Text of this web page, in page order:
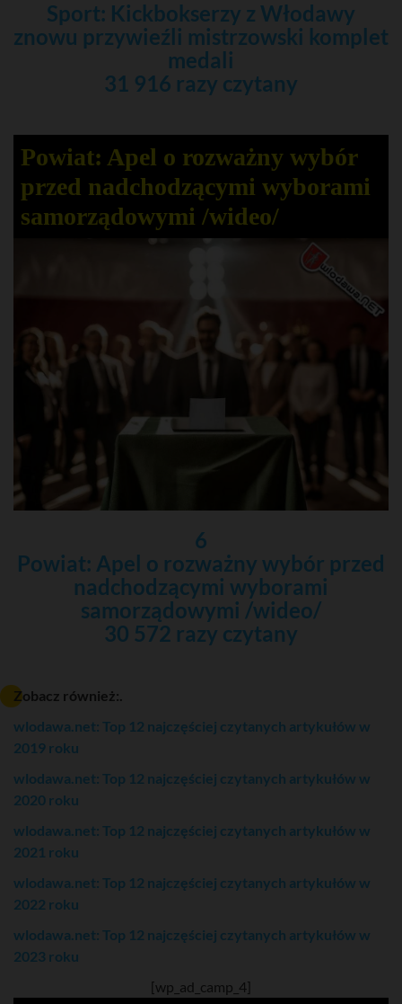
Sport: Kickbokserzy z Włodawy
znowu przywieźli mistrzowski komplet
medali
31 916 razy czytany
Powiat: Apel o rozważny wybór
przed nadchodzącymi wyborami
samorządowymi /wideo/
6
Powiat: Apel o rozważny wybór przed
nadchodzącymi wyborami
samorządowymi /wideo/
30 572 razy czytany
Zobacz również:.
wlodawa.net: Top 12 najczęściej czytanych artykułów w
2019 roku
wlodawa.net: Top 12 najczęściej czytanych artykułów w
2020 roku
wlodawa.net: Top 12 najczęściej czytanych artykułów w
2021 roku
wlodawa.net: Top 12 najczęściej czytanych artykułów w
2022 roku
wlodawa.net: Top 12 najczęściej czytanych artykułów w
2023 roku
[wp_ad_camp_4]